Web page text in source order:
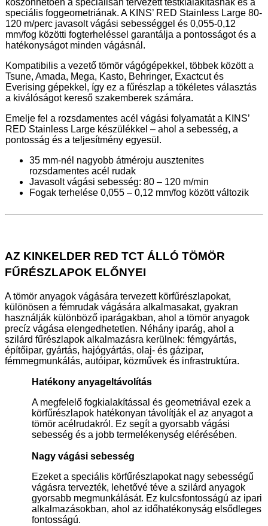
köszönhetően a speciálisan tervezett testkialakításnak és a
speciális foggeometriának. A KINS’ RED Stainless Large 80-
120 m/perc javasolt vágási sebességgel és 0,055-0,12
mm/fog közötti fogterheléssel garantálja a pontosságot és a
hatékonyságot minden vágásnál.
Kompatibilis a vezető tömör vágógépekkel, többek között a
Tsune, Amada, Mega, Kasto, Behringer, Exactcut és
Everising gépekkel, így ez a fűrészlap a tökéletes választás
a kiválóságot kereső szakemberek számára.
Emelje fel a rozsdamentes acél vágási folyamatát a KINS’
RED Stainless Large készülékkel – ahol a sebesség, a
pontosság és a teljesítmény egyesül.
35 mm-nél nagyobb átméroju ausztenites
rozsdamentes acél rudak
Javasolt vágási sebesség: 80 – 120 m/min
Fogak terhelése 0,055 – 0,12 mm/fog között változik
AZ KINKELDER RED TCT ÁLLÓ TÖMÖR
FŰRÉSZLAPOK ELŐNYEI
A tömör anyagok vágására tervezett körfűrészlapokat,
különösen a fémrudak vágására alkalmasakat, gyakran
használják különböző iparágakban, ahol a tömör anyagok
precíz vágása elengedhetetlen. Néhány iparág, ahol a
szilárd fűrészlapok alkalmazásra kerülnek: fémgyártás,
építőipar, gyártás, hajógyártás, olaj- és gázipar,
fémmegmunkálás, autóipar, közművek és infrastruktúra.
Hatékony anyageltávolítás
A megfelelő fogkialakítással és geometriával ezek a
körfűrészlapok hatékonyan távolítják el az anyagot a
tömör acélrudakról. Ez segít a gyorsabb vágási
sebesség és a jobb termelékenység elérésében.
Nagy vágási sebesség
Ezeket a speciális körfűrészlapokat nagy sebességű
vágásra tervezték, lehetővé téve a szilárd anyagok
gyorsabb megmunkálását. Ez kulcsfontosságú az ipari
alkalmazásokban, ahol az időhatékonyság elsődleges
fontosságú.